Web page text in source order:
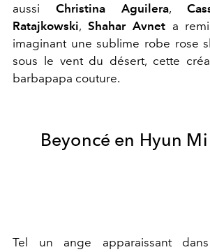
aussi Christina Aguilera,
Ratajkowski, Shahar Avneta
imaginant une sublime robe rose
sous le vent du désert, cette
barbapapa couture.
Beyoncé en Hyun
Tel un ange apparaissant